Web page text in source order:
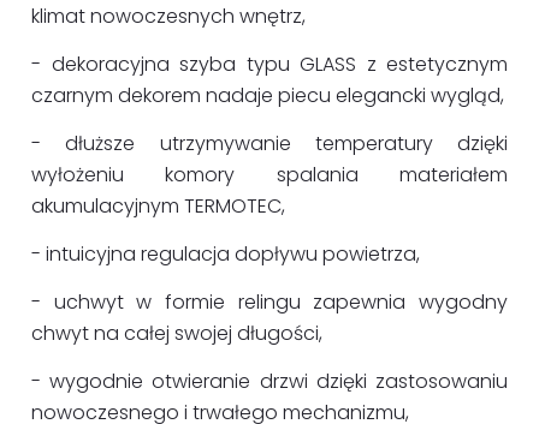
klimat nowoczesnych wnętrz,
- dekoracyjna szyba typu GLASS z estetycznym
czarnym dekorem nadaje piecu elegancki wygląd,
- dłuższe utrzymywanie temperatury dzięki
wyłożeniu komory spalania materiałem
akumulacyjnym TERMOTEC,
- intuicyjna regulacja dopływu powietrza,
- uchwyt w formie relingu zapewnia wygodny
chwyt na całej swojej długości,
- wygodnie otwieranie drzwi dzięki zastosowaniu
nowoczesnego i trwałego mechanizmu,